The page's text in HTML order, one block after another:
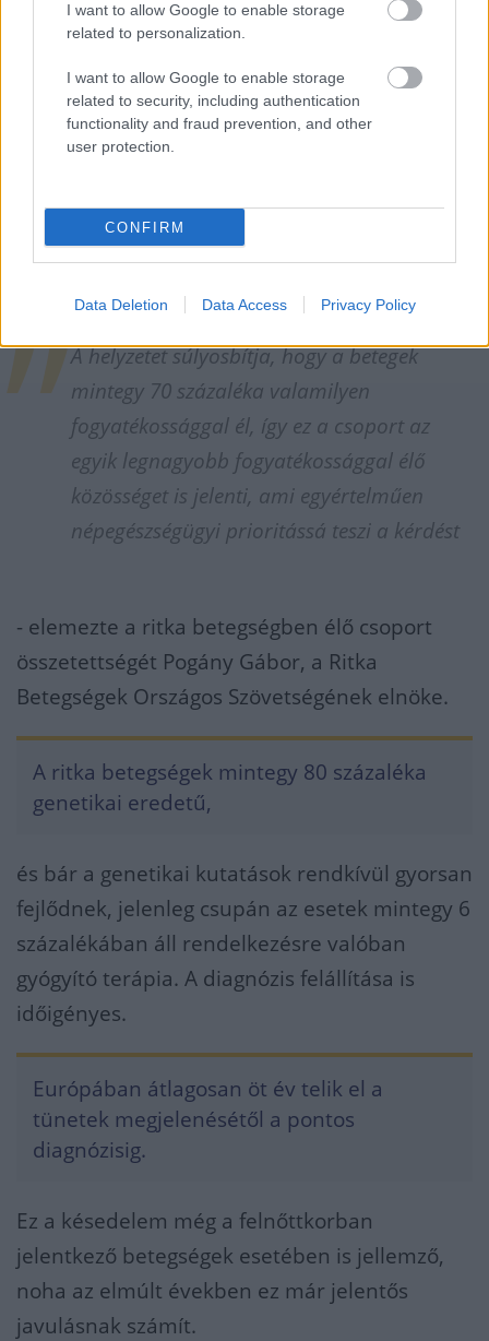
I want to allow Google to enable storage
related to personalization.
I want to allow Google to enable storage
related to security, including authentication
functionality and fraud prevention, and other
user protection.
CONFIRM
Data Deletion Data Access Privacy Policy
eredményez. Az egyik legjelentősebb az
információhiány, ami miatt a betegek gyakran
nem találnak megfelelő szakorvost, terápiát
magukra maradnak a betegséggel való
küzdelemben.
A helyzetet súlyosbítja, hogy a betegek
mintegy 70 százaléka valamilyen
fogyatékossággal él, így ez a csoport az
egyik legnagyobb fogyatékossággal élő
közösséget is jelenti, ami egyértelműen
népegészségügyi prioritássá teszi a kérdést
- elemezte a ritka betegségben élő csoport
összetettségét Pogány Gábor, a Ritka
Betegségek Országos Szövetségének elnöke.
A ritka betegségek mintegy 80 százaléka
genetikai eredetű,
és bár a genetikai kutatások rendkívül gyorsan
fejlődnek, jelenleg csupán az esetek mintegy 6
százalékában áll rendelkezésre valóban
gyógyító terápia. A diagnózis felállítása is
időigényes.
Európában átlagosan öt év telik el a
tünetek megjelenésétől a pontos
diagnózisig.
Ez a késedelem még a felnőttkorban
jelentkező betegségek esetében is jellemző,
noha az elmúlt években ez már jelentős
javulásnak számít.